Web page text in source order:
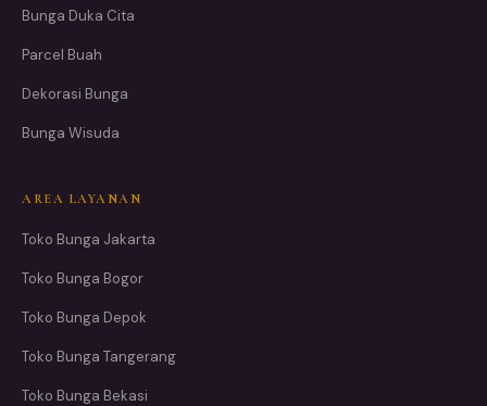
Bunga Duka Cita
Parcel Buah
Dekorasi Bunga
Bunga Wisuda
AREA LAYANAN
Toko Bunga Jakarta
Toko Bunga Bogor
Toko Bunga Depok
Toko Bunga Tangerang
Toko Bunga Bekasi